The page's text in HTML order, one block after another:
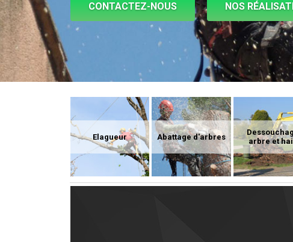
CONTACTEZ-NOUS NOS
Elagueur Abattage d'arbres
arbre et